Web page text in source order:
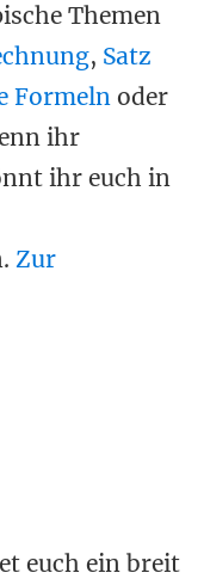
Themen
, Satz
Formeln oder
ihr
ihr euch in
Zur
euch ein breit